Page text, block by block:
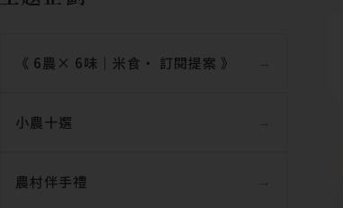
《 6農× 6味｜米食‧ 訂閱提案 》
小農十選
農村伴手禮